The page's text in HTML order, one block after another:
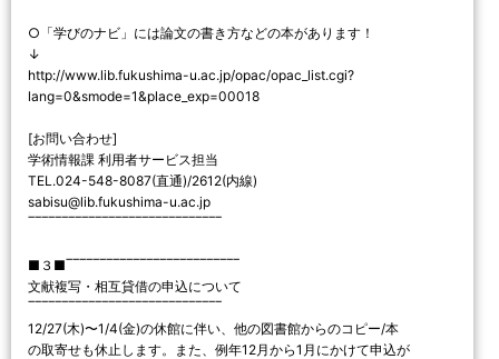
○「学びのナビ」には論文の書き方などの本があります！
↓
http://www.lib.fukushima-u.ac.jp/opac/opac_list.cgi?
lang=0&smode=1&place_exp=00018
[お問い合わせ]
学術情報課 利用者サービス担当
TEL.024-548-8087(直通)/2612(内線)
sabisu@lib.fukushima-u.ac.jp
‾‾‾‾‾‾‾‾‾‾‾‾‾‾‾‾‾‾‾‾‾‾‾‾‾‾‾‾‾
■３■‾‾‾‾‾‾‾‾‾‾‾‾‾‾‾‾‾‾‾‾‾‾‾‾‾‾
文献複写・相互貸借の申込について
‾‾‾‾‾‾‾‾‾‾‾‾‾‾‾‾‾‾‾‾‾‾‾‾‾‾‾‾‾
12/27(木)〜1/4(金)の休館に伴い、他の図書館からのコピー/本
の取寄せも休止します。また、例年12月から1月にかけて申込が